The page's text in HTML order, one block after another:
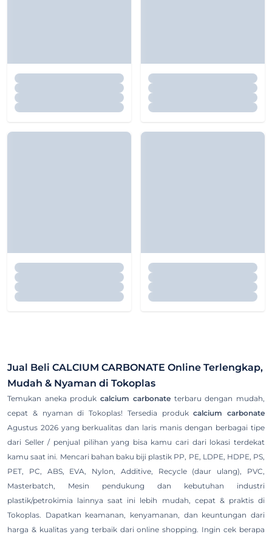
Jual Beli CALCIUM CARBONATE Online Terlengkap,
Mudah & Nyaman di Tokoplas
Temukan aneka produkcalcium carbonateterbaru dengan mudah,
cepat & nyaman di Tokoplas! Tersedia produkcalcium carbonate
Agustus 2026 yang berkualitas dan laris manis dengan berbagai tipe
dari Seller / penjual pilihan yang bisa kamu cari dari lokasi terdekat
kamu saat ini. Mencari bahan baku biji plastik PP, PE, LDPE, HDPE, PS,
PET, PC, ABS, EVA, Nylon, Additive, Recycle (daur ulang), PVC,
Masterbatch, Mesin pendukung dan kebutuhan industri
plastik/petrokimia lainnya saat ini lebih mudah, cepat & praktis di
Tokoplas. Dapatkan keamanan, kenyamanan, dan keuntungan dari
harga & kualitas yang terbaik dari online shopping. Ingin cek berapa